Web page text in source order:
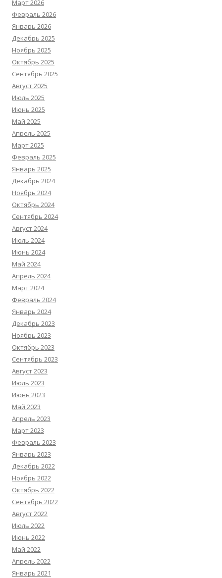
Март 2026
Февраль 2026
Январь 2026
Декабрь 2025
Ноябрь 2025
Октябрь 2025
Сентябрь 2025
Август 2025
Июль 2025
Июнь 2025
Май 2025
Апрель 2025
Март 2025
Февраль 2025
Январь 2025
Декабрь 2024
Ноябрь 2024
Октябрь 2024
Сентябрь 2024
Август 2024
Июль 2024
Июнь 2024
Май 2024
Апрель 2024
Март 2024
Февраль 2024
Январь 2024
Декабрь 2023
Ноябрь 2023
Октябрь 2023
Сентябрь 2023
Август 2023
Июль 2023
Июнь 2023
Май 2023
Апрель 2023
Март 2023
Февраль 2023
Январь 2023
Декабрь 2022
Ноябрь 2022
Октябрь 2022
Сентябрь 2022
Август 2022
Июль 2022
Июнь 2022
Май 2022
Апрель 2022
Январь 2021